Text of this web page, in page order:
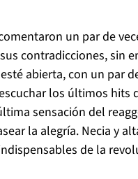
un par de
contradicciones, sin
abierta, con un par
los últimos hits
sensación del
la alegría. Necia y
de la